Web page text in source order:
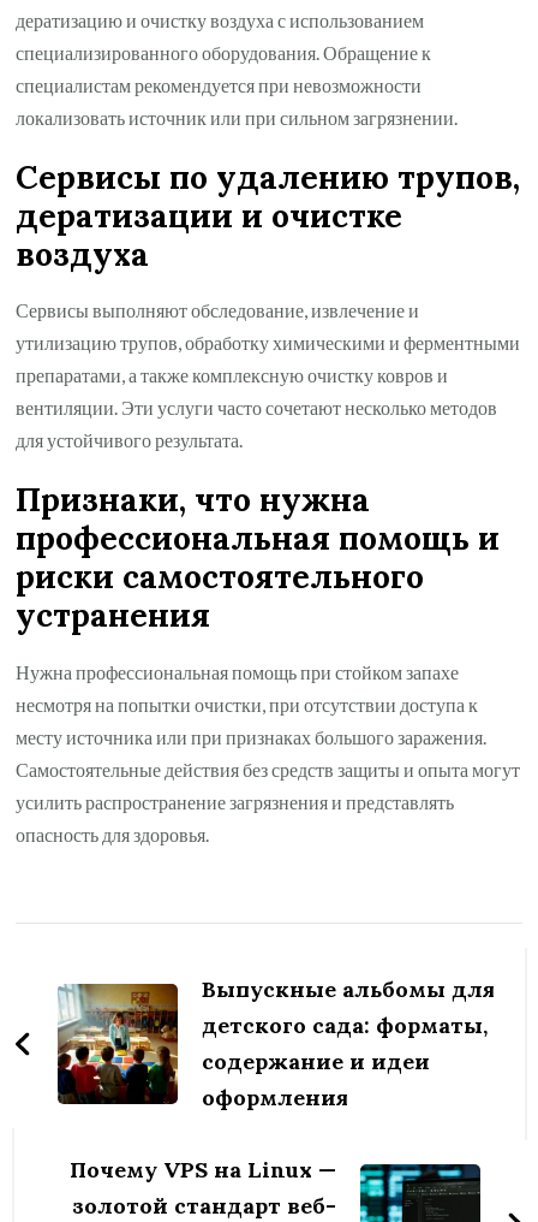
дератизацию и очистку воздуха с использованием
специализированного оборудования. Обращение к
специалистам рекомендуется при невозможности
локализовать источник или при сильном загрязнении.
Сервисы по удалению трупов,
дератизации и очистке
воздуха
Сервисы выполняют обследование, извлечение и
утилизацию трупов, обработку химическими и ферментными
препаратами, а также комплексную очистку ковров и
вентиляции. Эти услуги часто сочетают несколько методов
для устойчивого результата.
Признаки, что нужна
профессиональная помощь и
риски самостоятельного
устранения
Нужна профессиональная помощь при стойком запахе
несмотря на попытки очистки, при отсутствии доступа к
месту источника или при признаках большого заражения.
Самостоятельные действия без средств защиты и опыта могут
усилить распространение загрязнения и представлять
опасность для здоровья.
по
записям
Выпускные альбомы для
детского сада: форматы,
содержание и идеи
оформления
Почему VPS на Linux —
золотой стандарт веб-